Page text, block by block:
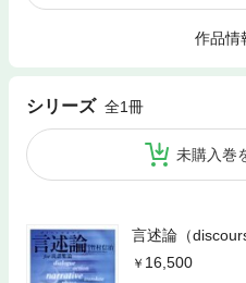
作品情
シリーズ 全1冊
未購入巻
言述論（
16,500